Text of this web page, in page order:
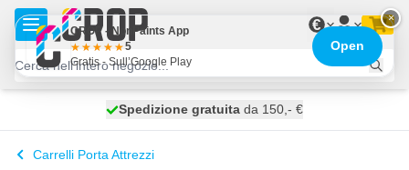
Salta al contenuto
€
spedito oggi
Spedizione gratuita da 150,- €
100 giorni
Carrelli Porta Attrezzi
×
CROP - NonPaints App
5
Gratis - Sull’Google Play
Open